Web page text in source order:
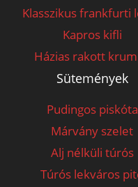
Klasszikus frankfurti
Kapros kifli
Házias rakott
Sütemények
Pudingos piskóta
Márvány szelet
Alj nélküli túrós
Túrós lekváros